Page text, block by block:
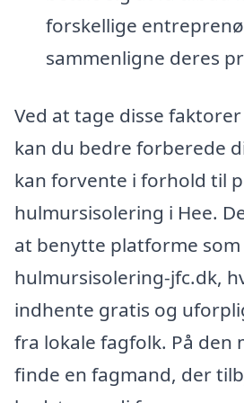
forskellige
sammenligne deres
Ved at tage disse
kan du bedre forberede
kan forvente i forhold til
hulmursisolering i Hee.
at benytte platforme
hulmursisolering-jfc.dk,
indhente gratis og
fra lokale fagfolk. På den
finde en fagmand, der